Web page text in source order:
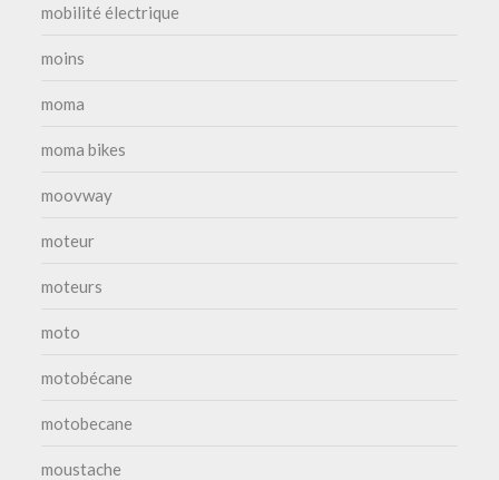
mobilité électrique
moins
moma
moma bikes
moovway
moteur
moteurs
moto
motobécane
motobecane
moustache